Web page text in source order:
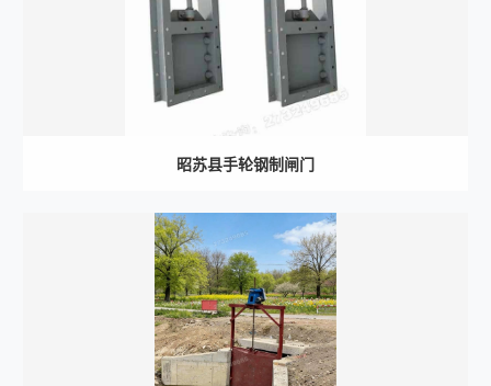
昭苏县手轮钢制闸门